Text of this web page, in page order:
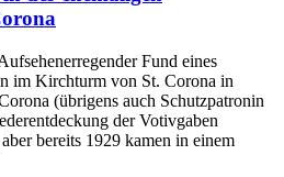
Fund eines
im Kirchturm von St. Corona in
(übrigens auch Schutzpatronin
der Votivgaben
bereits 1929 kamen in einem